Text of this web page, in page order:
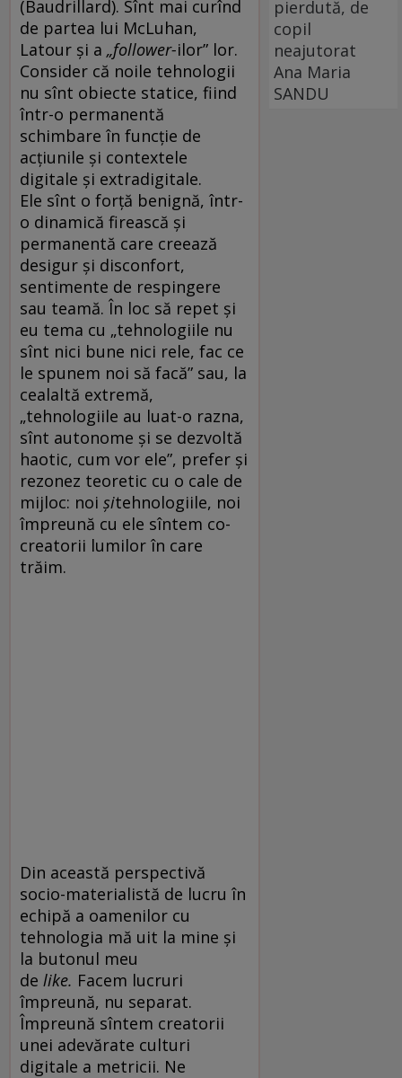
(Baudrillard). Sînt mai curînd
de partea lui McLuhan,
Latour și a „follower-ilor” lor.
Consider că noile tehnologii
nu sînt obiecte statice, fiind
într-o permanentă
schimbare în funcție de
acțiunile și contextele
digitale și extradigitale.
Ele sînt o forță benignă, într-
o dinamică firească și
permanentă care creează
desigur și disconfort,
sentimente de respingere
sau teamă. În loc să repet și
eu tema cu „tehnologiile nu
sînt nici bune nici rele, fac ce
le spunem noi să facă” sau, la
cealaltă extremă,
„tehnologiile au luat-o razna,
sînt autonome și se dezvoltă
haotic, cum vor ele”, prefer și
rezonez teoretic cu o cale de
mijloc: noi șitehnologiile, noi
împreună cu ele sîntem co-
creatorii lumilor în care
trăim.
Din această perspectivă
socio-materialistă de lucru în
echipă a oamenilor cu
tehnologia mă uit la mine și
la butonul meu
de like. Facem lucruri
împreună, nu separat.
Împreună sîntem creatorii
unei adevărate culturi
digitale a metricii. Ne
pierdută, de
copil
neajutorat
Ana Maria
SANDU